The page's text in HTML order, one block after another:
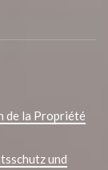
de la Propriété
und